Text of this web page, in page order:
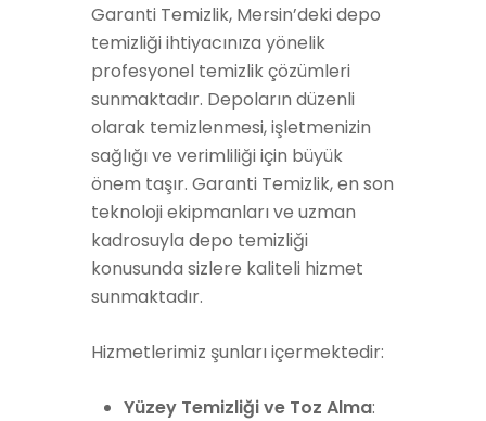
Garanti Temizlik, Mersin’deki depo
temizliği ihtiyacınıza yönelik
profesyonel temizlik çözümleri
sunmaktadır. Depoların düzenli
olarak temizlenmesi, işletmenizin
sağlığı ve verimliliği için büyük
önem taşır. Garanti Temizlik, en son
teknoloji ekipmanları ve uzman
kadrosuyla depo temizliği
konusunda sizlere kaliteli hizmet
sunmaktadır.
Hizmetlerimiz şunları içermektedir:
Yüzey Temizliği ve Toz Alma: